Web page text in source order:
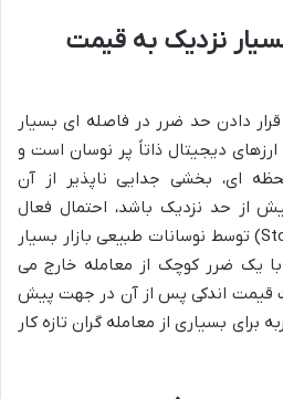
نزدیک به قیمت
قرار دادن حد ضرر در فاصله ای بسیار
دیجیتال ذاتاً پر نوسان است و
ای، بخشی جدایی ناپذیر از آن
از حد نزدیک باشد، احتمال فعال
شدن زودهنگام آن (Stop Hunt) توسط نوسانات طبیعی بازار بسیار
یک ضرر کوچک از معامله خارج می
قیمت اندکی پس از آن در جهت پیش
برای بسیاری از معامله گران تازه کار